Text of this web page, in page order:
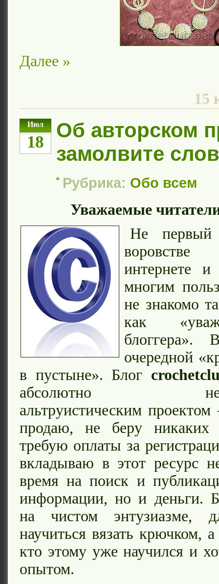
Далее »
15
Июл
18
Об авторском
замолвите
Рубрика: Обо всем
Уважаемые
Не
интернете
многим
не знакомо
как
блоггера».
очередной
в пустыне». Блог
абсолютно
альтруистическим
продаю, не беру
требую оплаты за
вкладываю в этот ресурс
время на поиск и
информации, но и деньги.
на чистом энтузиазме,
научиться вязать крючком,
кто этому уже научился и
опытом.